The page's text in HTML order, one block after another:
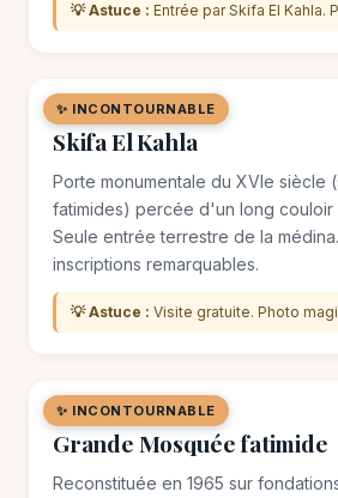
💡 Astuce : Entrée par Skifa El Kahla.
✨ INCONTOURNABLE
🏛️ MONUMENT
Skifa El Kahla
Porte monumentale du XVIe siècle
fatimides) percée d'un long couloir
Seule entrée terrestre de la
inscriptions remarquables.
💡 Astuce : Visite gratuite. Photo
✨ INCONTOURNABLE
🏛️ MONUMENT
Grande Mosquée fatimide
Reconstituée en 1965 sur